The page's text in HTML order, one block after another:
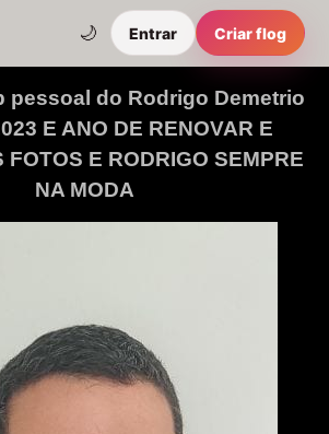
🌙 Entrar Criar flog
pessoal do Rodrigo Demetrio
E ANO DE RENOVAR E
FOTOS E RODRIGO SEMPRE
NA MODA